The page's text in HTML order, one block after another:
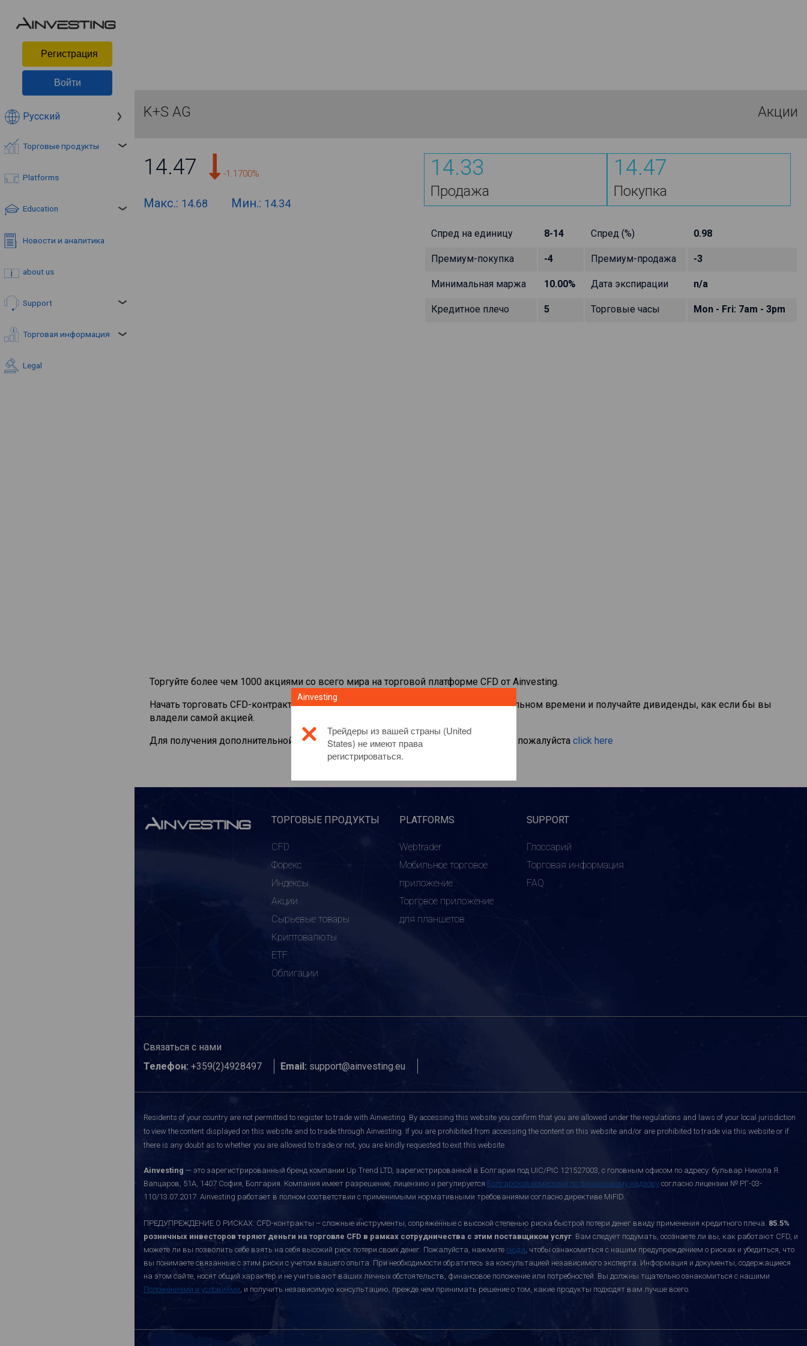
Pегистрация
Войти
Русский
Торговые продукты
Platforms
Education
Новости и аналитика
about us
Support
Торговая информация
Legal
K+S AG Акции
14.47 -1.1700%
Макс.: 14.68 Мин.: 14.34
14.33
Продажа
14.47
Покупка
Спред на единицу 8-14 Спред (%) 0.98
Премиум-покупка -4 Премиум-продажа -3
Минимальная маржа 10.00% Дата экспирации n/a
Кредитное плечо 5 Торговые часы Mon - Fri: 7am - 3pm
Торгуйте более чем 1000 акциями со всего мира на торговой платформе CFD от Ainvesting.
Начать торговать CFD-контрактами наK+S AG. Просматривайте котировки в реальном времени и получайте дивиденды, как если бы вы
владели самой акцией.
Для получения дополнительной информации об этом инвестиционном продукте, пожалуйста click here
ТОРГОВЫЕ ПРОДУКТЫ
CFD
Форекс
Индексы
Акции
Сырьевые товары
Криптовалюты
ETF
Облигации
PLATFORMS
Webtrader
Мобильное торговое
приложение
Торговое приложение
для планшетов
SUPPORT
Глоссарий
Торговая информация
FAQ
Связаться с нами
Телефон: +359(2)4928497 Email: support@ainvesting.eu
Residents of your country are not permitted to register to trade with Ainvesting. By accessing this website you confirm that you are allowed under the regulations and laws of your local jurisdiction
to view the content displayed on this website and to trade through Ainvesting. If you are prohibited from accessing the content on this website and/or are prohibited to trade via this website or if
there is any doubt as to whether you are allowed to trade or not, you are kindly requested to exit this website.
Ainvesting — это зарегистрированный бренд компании Up Trend LTD, зарегистрированной в Болгарии под UIC/PIC 121527003, с головным офисом по адресу: бульвар Никола Я.
Вапцаров, 51A, 1407 София, Болгария. Компания имеет разрешение, лицензию и регулируется Болгарской комиссией по финансовому надзору согласно лицензии № РГ-03-
110/13.07.2017. Ainvesting работает в полном соответствии с применимыми нормативными требованиями согласно директиве MiFID.
ПРЕДУПРЕЖДЕНИЕ О РИСКАХ: CFD-контракты – сложные инструменты, сопряжённые с высокой степенью риска быстрой потери денег ввиду применения кредитного плеча. 85.5%
розничных инвесторов теряют деньги на торговле CFD в рамках сотрудничества с этим поставщиком услуг. Вам следует подумать, осознаете ли вы, как работают CFD, и
можете ли вы позволить себе взять на себя высокий риск потери своих денег. Пожалуйста, нажмите сюда, чтобы ознакомиться с нашим предупреждением о рисках и убедиться, что
вы понимаете связанные с этим риски с учетом вашего опыта. При необходимости обратитесь за консультацией независимого эксперта. Информация и документы, содержащиеся
на этом сайте, носят общий характер и не учитывают ваших личных обстоятельств, финансовое положение или потребностей. Вы должны тщательно ознакомиться с нашими
Положениями и условиями, и получить независимую консультацию, прежде чем принимать решение о том, какие продукты подходят вам лучше всего.
Ainvesting
Трейдеры из вашей страны (United
States) не имеют права
регистрироваться.